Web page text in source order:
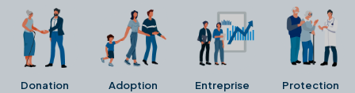
Donation Adoption Entreprise Protection